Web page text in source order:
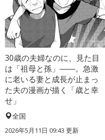
30歳の夫婦なのに、見た目
は「祖母と孫」――。急激
に老いる妻と成長が止まっ
た夫の漫画が描く「歳と幸
せ」
全国
2026年5月11日 09:43 更新